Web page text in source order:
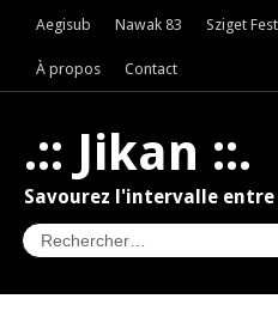
Aegisub Nawak 83 Sziget
À propos Contact
.:: Jikan ::.
Savourez l'intervalle